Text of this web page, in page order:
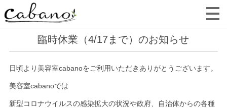
臨時休業（4/17まで）のお知らせ
日頃より美容室cabanoをご利用いただきありがとうございます。
美容室cabanoでは
新型コロナウイルスの感染拡大の状況や政府、自治体からの各種